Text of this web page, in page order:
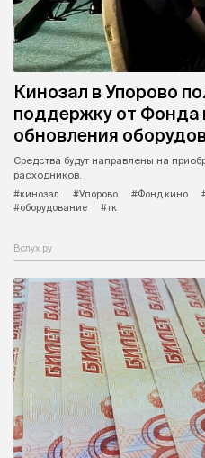
Кинозал в Упорово
поддержку от Фонда
обновления
Средства будут направлены на
расходников.
#кинозал
#Упорово #Фонд кино
#оборудование
#тк
Вслух.ру